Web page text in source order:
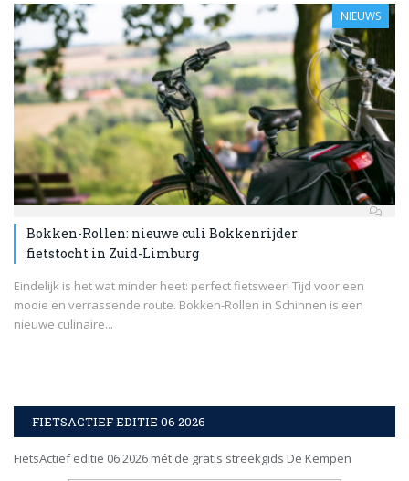
NIEUWS
Bokken-Rollen: nieuwe culi Bokkenrijder
fietstocht in Zuid-Limburg
Eindelijk is het wat minder heet: perfect fietsweer! Tijd voor een
mooie en verrassende route. Bokken-Rollen in Schinnen is een
nieuwe culinaire...
FIETSACTIEF EDITIE 06 2026
FietsActief editie 06 2026 mét de gratis streekgids De Kempen